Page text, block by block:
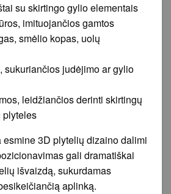
su skirtingo gylio elementais
imituojančios gamtos
smėlio kopas, uolų
sukuriančios judėjimo ar gylio
leidžiančios derinti skirtingų
plyteles
3D plytelių dizaino dalimi
gali dramatiškai
išvaizdą, sukurdamas
aplinką.